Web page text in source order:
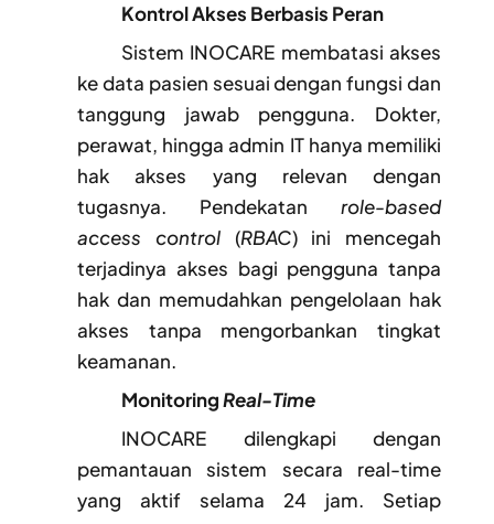
Kontrol Akses Berbasis Peran
Sistem INOCARE membatasi akses
ke data pasien sesuai dengan fungsi dan
tanggung jawab pengguna. Dokter,
perawat, hingga admin IT hanya memiliki
hak akses yang relevan dengan
tugasnya. Pendekatanrole-based
access control(RBAC) ini mencegah
terjadinya akses bagi pengguna tanpa
hak dan memudahkan pengelolaan hak
akses tanpa mengorbankan tingkat
keamanan.
MonitoringReal-Time
INOCARE dilengkapi dengan
pemantauan sistem secara real-time
yang aktif selama 24 jam. Setiap